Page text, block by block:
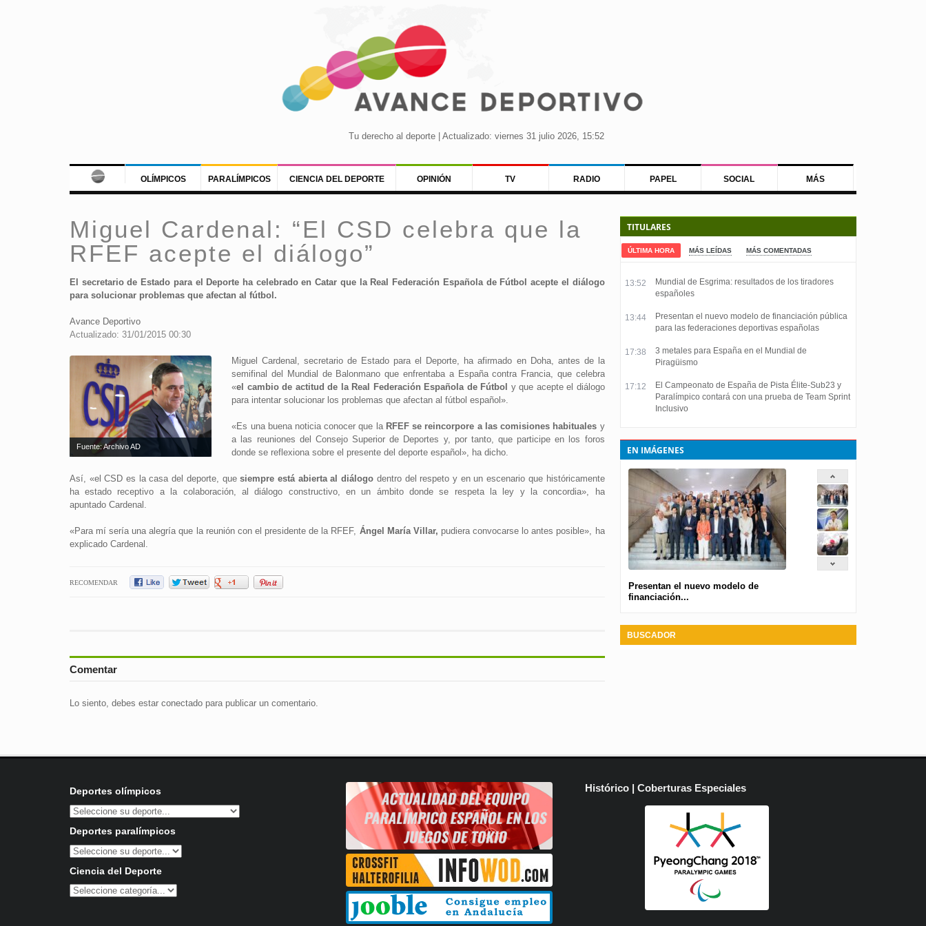
Tu derecho al deporte | Actualizado: viernes 31 julio 2026, 15:52
OLÍMPICOS PARALÍMPICOS CIENCIA DEL DEPORTE OPINIÓN TV RADIO PAPEL SOCIAL MÁS
Miguel Cardenal: “El CSD celebra que la
RFEF acepte el diálogo”
El secretario de Estado para el Deporte ha celebrado en Catar que la Real Federación Española de Fútbol acepte el diálogo
para solucionar problemas que afectan al fútbol.
Avance Deportivo
Actualizado: 31/01/2015 00:30
Fuente: Archivo AD
Miguel Cardenal, secretario de Estado para el Deporte, ha afirmado en Doha, antes de la
semifinal del Mundial de Balonmano que enfrentaba a España contra Francia, que celebra
«el cambio de actitud de la Real Federación Española de Fútbol y que acepte el diálogo
para intentar solucionar los problemas que afectan al fútbol español».
«Es una buena noticia conocer que la RFEF se reincorpore a las comisiones habituales y
a las reuniones del Consejo Superior de Deportes y, por tanto, que participe en los foros
donde se reflexiona sobre el presente del deporte español», ha dicho.
Así, «el CSD es la casa del deporte, quesiempre está abierta al diálogo dentro del respeto y en un escenario que históricamente
ha estado receptivo a la colaboración, al diálogo constructivo, en un ámbito donde se respeta la ley y la concordia», ha
apuntado Cardenal.
«Para mí sería una alegría que la reunión con el presidente de la RFEF, Ángel María Villar, pudiera convocarse lo antes posible», ha
explicado Cardenal.
RECOMENDAR
Comentar
Lo siento, debes estar conectadopara publicar un comentario.
TITULARES
ÚLTIMA HORA MÁS LEÍDAS MÁS COMENTADAS
13:52
Mundial de Esgrima: resultados de los tiradores
españoles
13:44
Presentan el nuevo modelo de financiación pública
para las federaciones deportivas españolas
17:38
3 metales para España en el Mundial de
Piragüismo
17:12
El Campeonato de España de Pista Élite-Sub23 y
Paralímpico contará con una prueba de Team Sprint
Inclusivo
EN IMÁGENES
Presentan el nuevo modelo de
financiación...
BUSCADOR
Deportes olímpicos
Deportes paralímpicos
Ciencia del Deporte
Histórico | Coberturas Especiales